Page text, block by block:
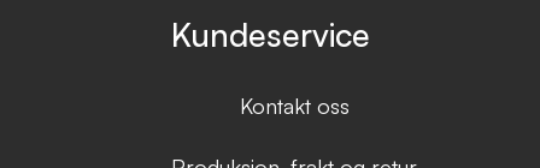
Kundeservice
Kontakt oss